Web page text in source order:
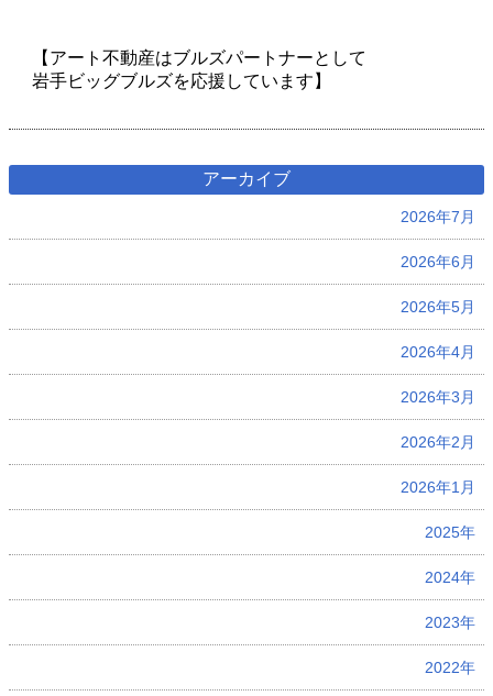
【アート不動産はブルズパートナーとして
岩手ビッグブルズを応援しています】
アーカイブ
2026年7月
2026年6月
2026年5月
2026年4月
2026年3月
2026年2月
2026年1月
2025年
2024年
2023年
2022年